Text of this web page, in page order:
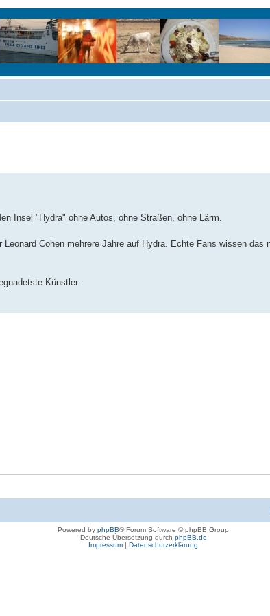
Insel "Hydra" ohne Autos, ohne Straßen, ohne Lärm.
Cohen mehrere Jahre auf Hydra. Echte Fans wissen das
Künstler.
Powered by phpBB® Forum Software © phpBB Group
Deutsche Übersetzung durch phpBB.de
Impressum | Datenschutzerklärung